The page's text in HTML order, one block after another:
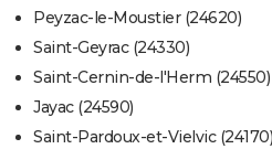
Peyzac-le-Moustier (24620)
Saint-Geyrac (24330)
Saint-Cernin-de-l'Herm (24550)
Jayac (24590)
Saint-Pardoux-et-Vielvic (24170)